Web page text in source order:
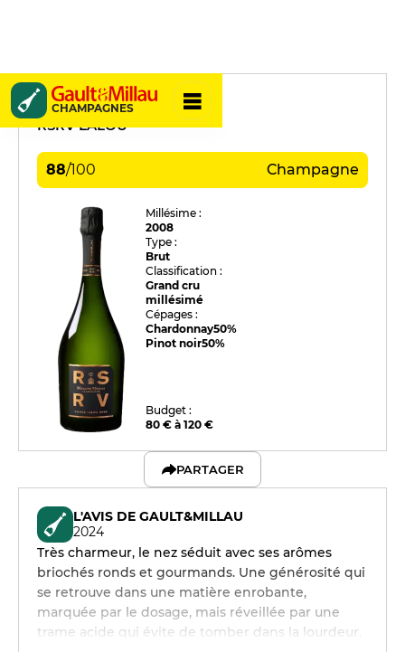
CHAMPAGNES
G.H. Mumm
RSRV LALOU
88/100 Champagne
Millésime :
2008
Type :
Brut
Classification :
Grand cru
millésimé
Cépages :
Chardonnay50%
Pinot noir50%
Budget :
80 € à 120 €
PARTAGER
L'AVIS DE GAULT&MILLAU
2024
Très charmeur, le nez séduit avec ses arômes
briochés ronds et gourmands. Une générosité qui
se retrouve dans une matière enrobante,
marquée par le dosage, mais réveillée par une
trame acide qui évite de tomber dans la lourdeur.